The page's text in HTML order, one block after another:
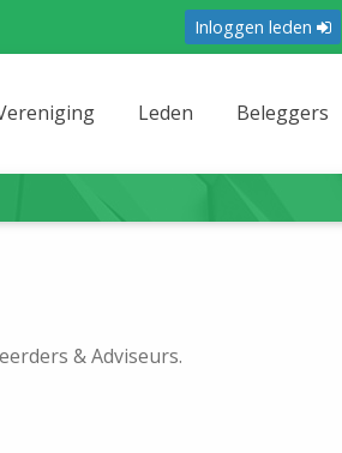
Inloggen leden
Leden Beleggers
& Adviseurs.